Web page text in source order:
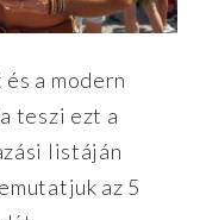
a modern
teszi ezt a
listáján
az 5